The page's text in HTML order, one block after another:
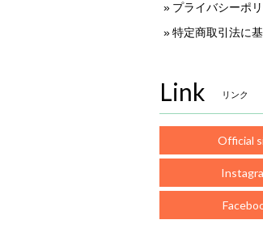
プライバシーポ
特定商取引法に
Link リンク
Official